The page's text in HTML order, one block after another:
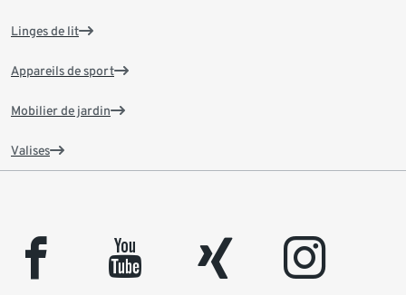
Linges de lit
Appareils de sport
Mobilier de jardin
Valises
facebook youtube xing instagram